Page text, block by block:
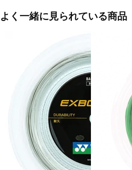
■ゲージ:0.65mm
■生産国:日本
■メーカー型番：BG66UM-2
よく一緒に見られている商品